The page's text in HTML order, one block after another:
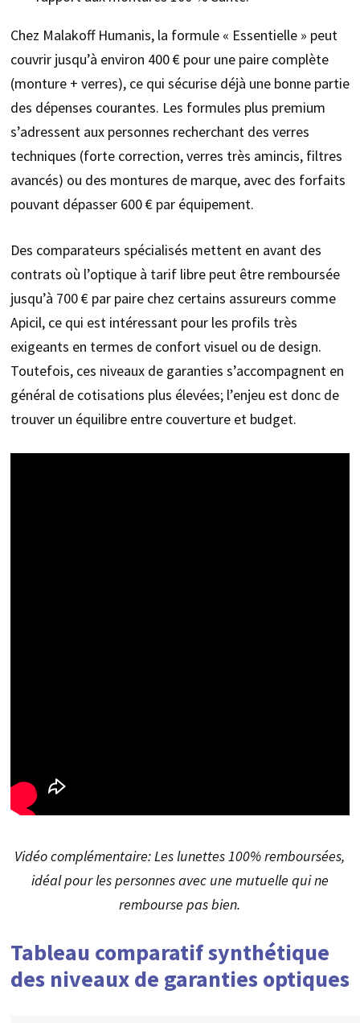
Chez Malakoff Humanis, la formule « Essentielle » peut
couvrir jusqu’à environ 400 € pour une paire complète
(monture + verres), ce qui sécurise déjà une bonne partie
des dépenses courantes. Les formules plus premium
s’adressent aux personnes recherchant des verres
techniques (forte correction, verres très amincis, filtres
avancés) ou des montures de marque, avec des forfaits
pouvant dépasser 600 € par équipement.
Des comparateurs spécialisés mettent en avant des
contrats où l’optique à tarif libre peut être remboursée
jusqu’à 700 € par paire chez certains assureurs comme
Apicil, ce qui est intéressant pour les profils très
exigeants en termes de confort visuel ou de design.
Toutefois, ces niveaux de garanties s’accompagnent en
général de cotisations plus élevées; l’enjeu est donc de
trouver un équilibre entre couverture et budget.
Vidéo complémentaire: Les lunettes 100% remboursées,
idéal pour les personnes avec une mutuelle qui ne
rembourse pas bien.
Tableau comparatif synthétique
des niveaux de garanties optiques